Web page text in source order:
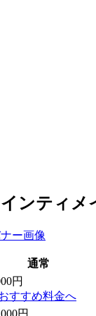
ンティメ
通常
円
すすめ料金へ
円